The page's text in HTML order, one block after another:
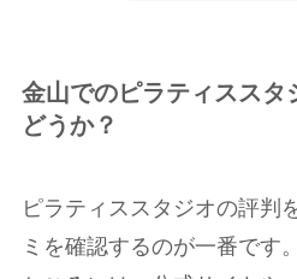
金山でのピラティススタ
どうか？
ピラティススタジオの評判
ミを確認するのが一番です